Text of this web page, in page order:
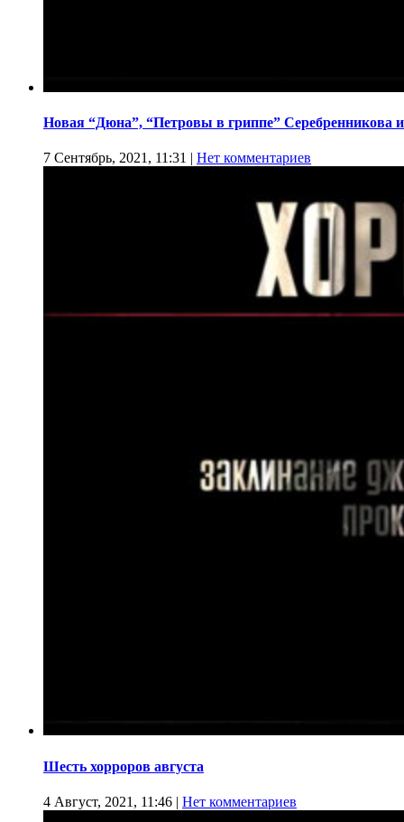
Новая “Дюна”, “Петровы в гриппе” Серебренникова
7 Сентябрь, 2021, 11:31 | Нет комментариев
Шесть хорроров августа
4 Август, 2021, 11:46 | Нет комментариев